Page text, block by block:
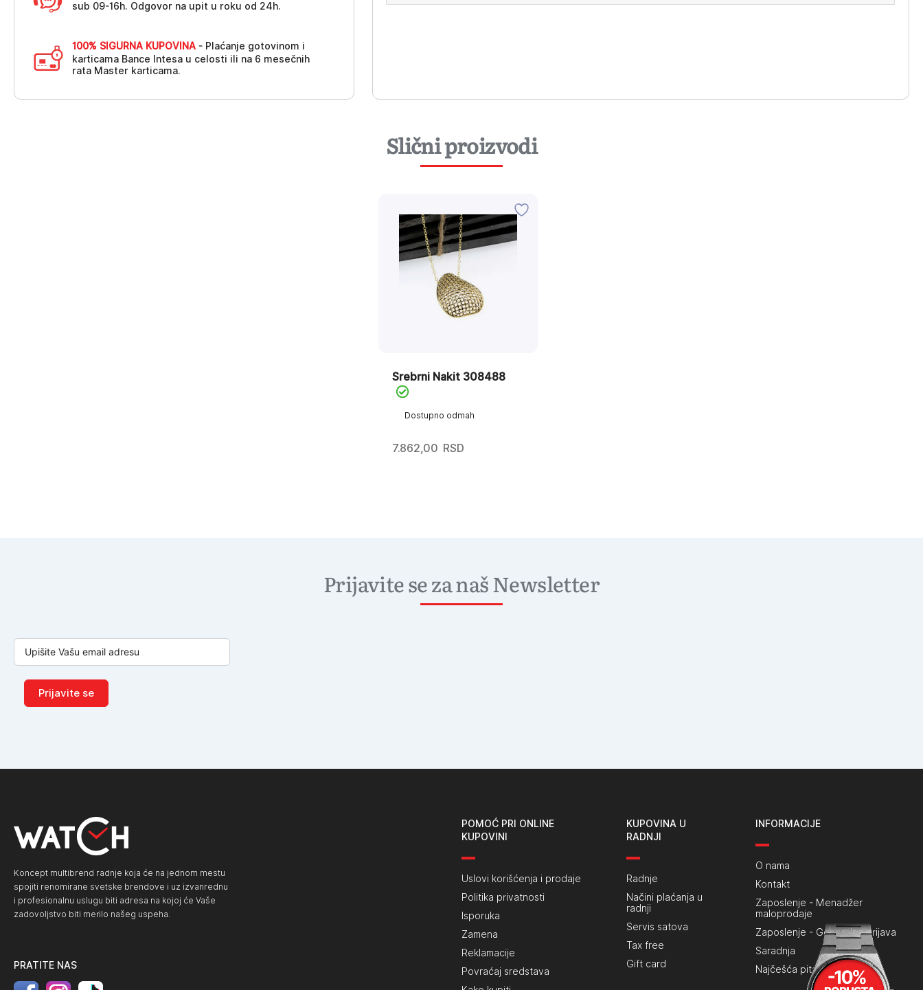
sub 09-16h. Odgovor na upit u roku od 24h.
100% SIGURNA KUPOVINA - Plaćanje gotovinom i
karticama Bance Intesa u celosti ili na 6 mesečnih
rata Master karticama.
Slični proizvodi
Dostupno odmah
Srebrni Nakit 308488
7.862,00 RSD
Prijavite se za naš Newsletter
Prijavite se
Koncept multibrend radnje koja će na jednom mestu
spojiti renomirane svetske brendove i uz izvanrednu
i profesionalnu uslugu biti adresa na kojoj će Vaše
zadovoljstvo biti merilo našeg uspeha.
PRATITE NAS
POMOĆ PRI ONLINE
KUPOVINI
Uslovi korišćenja i prodaje
Politika privatnosti
Isporuka
Zamena
Reklamacije
Povraćaj sredstava
KUPOVINA U
RADNJI
Radnje
Načini plaćanja u
radnji
Servis satova
Tax free
Gift card
INFORMACIJE
O nama
Kontakt
Zaposlenje - Menadžer
maloprodaje
Zaposlenje - Generalna prijava
Saradnja
Najčešća pitanja